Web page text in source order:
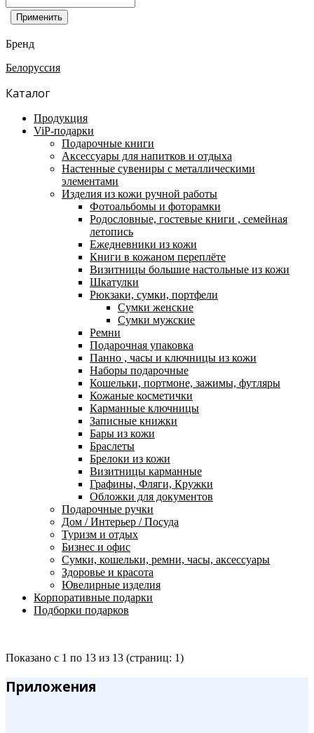
Бренд
Белоруссия
Каталог
Продукция
ViP-подарки
Подарочные книги
Аксессуары для напитков и отдыха
Настенные сувениры с металлическими
элементами
Изделия из кожи ручной работы
Фотоальбомы и фоторамки
Родословные, гостевые книги , семейная
летопись
Ежедневники из кожи
Книги в кожаном переплёте
Визитницы большие настольные из кожи
Шкатулки
Рюкзаки, сумки, портфели
Сумки женские
Сумки мужские
Ремни
Подарочная упаковка
Панно , часы и ключницы из кожи
Наборы подарочные
Кошельки, портмоне, зажимы, футляры
Кожаные косметички
Карманные ключницы
Записные книжки
Бары из кожи
Браслеты
Брелоки из кожи
Визитницы карманные
Графины, Фляги, Кружки
Обложки для документов
Подарочные ручки
Дом / Интерьер / Посуда
Туризм и отдых
Бизнес и офис
Сумки, кошельки, ремни, часы, аксессуары
Здоровье и красота
Ювелирные изделия
Корпоративные подарки
Подборки подарков
Показано с 1 по 13 из 13 (страниц: 1)
Приложения